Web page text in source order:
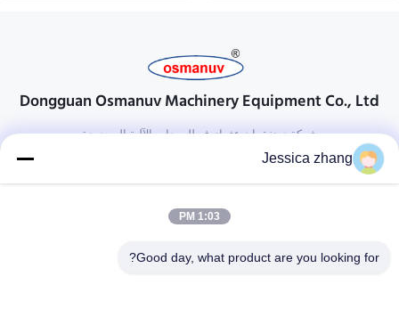
Dongguan Osmanuv Machinery Equipment Co., Ltd
شركة دونغقوان عثمانوف للمعدات الآلية المحدودة
تواصل معنا
28 الصناعية الثانية ، ليو تشونغ وي ، وانجيانغ ، دونغقوان ، قوانغدونغ ،
86-769 -88125248
Jessica zhang
1:03 PM
Good day, what product are you looking for?